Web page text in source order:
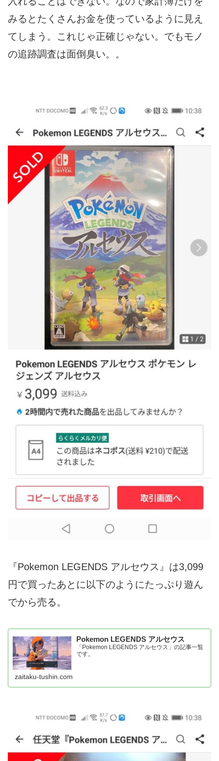
みるとたくさんお金を使っているように見え
てしまう。これじゃ正確じゃない。でもモノ
の追跡調査は面倒臭い。。
『Pokemon LEGENDS アルセウス』は3,099
円で買ったあとに以下のようにたっぷり遊ん
でから売る。
Pokemon LEGENDS アルセウス
「Pokemon LEGENDS アルセウス」の記事一覧
です。
zaitaku-tushin.com